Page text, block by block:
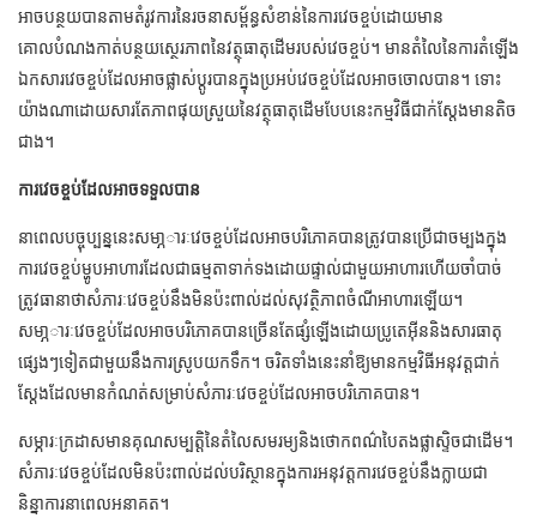
អាចបន្ថយបានតាមតំរូវការនៃរចនាសម្ព័ន្ធសំខាន់នៃការវេចខ្ចប់ដោយមាន
គោលបំណងកាត់បន្ថយស្ថេរភាពនៃវត្ថុធាតុដើមរបស់វេចខ្ចប់។ មានតំលៃនៃការតំឡើង
ឯកសារវេចខ្ចប់ដែលអាចផ្លាស់ប្តូរបានក្នុងប្រអប់វេចខ្ចប់ដែលអាចចោលបាន។ ទោះ
យ៉ាងណាដោយសារតែភាពផុយស្រួយនៃវត្ថុធាតុដើមបែបនេះកម្មវិធីជាក់ស្តែងមានតិច
ជាង។
ការវេចខ្ចប់ដែលអាចទទួលបាន
នាពេលបច្ចុប្បន្ននេះសមា្ភារៈវេចខ្ចប់ដែលអាចបរិភោគបានត្រូវបានប្រើជាចម្បងក្នុង
ការវេចខ្ចប់ម្ហូបអាហារដែលជាធម្មតាទាក់ទងដោយផ្ទាល់ជាមួយអាហារហើយចាំបាច់
ត្រូវធានាថាសំភារៈវេចខ្ចប់នឹងមិនប៉ះពាល់ដល់សុវត្ថិភាពចំណីអាហារឡើយ។
សមា្ភារៈវេចខ្ចប់ដែលអាចបរិភោគបានច្រើនតែផ្សំឡើងដោយប្រូតេអ៊ីននិងសារធាតុ
ផ្សេងៗទៀតជាមួយនឹងការស្រូបយកទឹក។ ចរិតទាំងនេះនាំឱ្យមានកម្មវិធីអនុវត្តជាក់
ស្តែងដែលមានកំណត់សម្រាប់សំភារៈវេចខ្ចប់ដែលអាចបរិភោគបាន។
សម្ភារៈក្រដាសមានគុណសម្បត្តិនៃតំលៃសមរម្យនិងថោកពណ៌បៃតងផ្លាស្ទិចជាដើម។
សំភារៈវេចខ្ចប់ដែលមិនប៉ះពាល់ដល់បរិស្ថានក្នុងការអនុវត្តការវេចខ្ចប់នឹងក្លាយជា
និន្នាការនាពេលអនាគត។